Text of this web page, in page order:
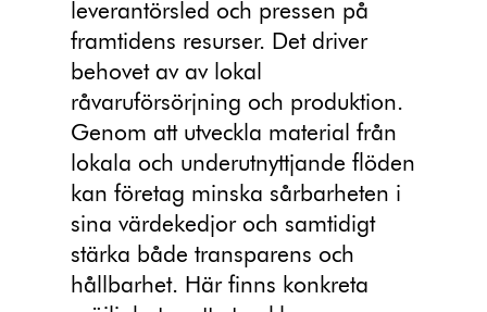
leverantörsled och pressen på
framtidens resurser. Det driver
behovet av av lokal
råvaruförsörjning och produktion.
Genom att utveckla material från
lokala och underutnyttjande flöden
kan företag minska sårbarheten i
sina värdekedjor och samtidigt
stärka både transparens och
hållbarhet. Här finns konkreta